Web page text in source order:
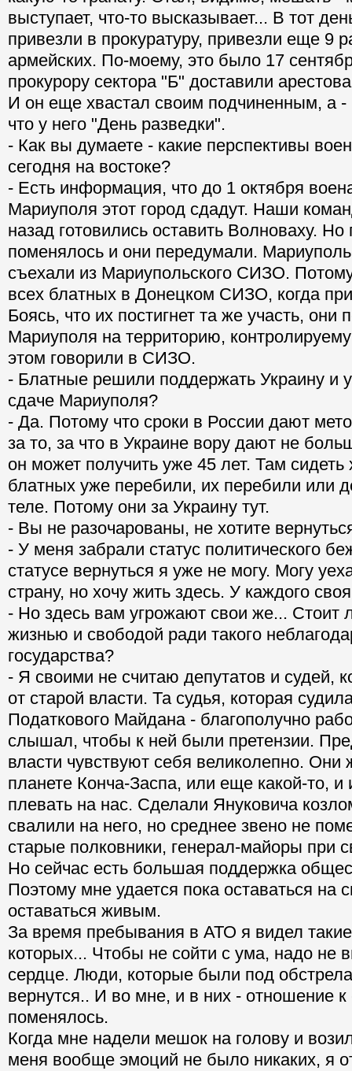
выступает, что-то высказывает... В тот
привезли в прокуратуру, привезли еще 9
армейских. По-моему, это было 17
прокурору сектора "Б" доставили
И он еще хвастал своим подчиненным, а
что у него "День разведки".
- Как вы думаете - какие перспективы
сегодня на востоке?
- Есть информация, что до 1 октября
Мариуполя этот город сдадут. Наши
назад готовились оставить Волноваху. Но
поменялось и они передумали.
съехали из Мариупольского СИЗО.
всех блатных в Донецком СИЗО, когда
Боясь, что их постигнет та же участь, они
Мариуполя на территорию,
этом говорили в СИЗО.
- Блатные решили поддержать Украину и
сдаче Мариуполя?
- Да. Потому что сроки в России дают
за то, за что в Украине вору дают не
он может получить уже 45 лет. Там сидеть
блатных уже перебили, их перебили или
теле. Потому они за Украину тут.
- Вы не разочарованы, не хотите
- У меня забрали статус политического
статусе вернуться я уже не могу. Могу
страну, но хочу жить здесь. У каждого
- Но здесь вам угрожают свои же... Стоит
жизнью и свободой ради такого
государства?
- Я своими не считаю депутатов и судей,
от старой власти. Та судья, которая
Податкового Майдана - благополучно
слышал, чтобы к ней были претензии.
власти чувствуют себя великолепно. Они
планете Конча-Заспа, или еще какой-то,
плевать на нас. Сделали Януковича
свалили на него, но среднее звено не
старые полковники, генерал-майоры при
Но сейчас есть большая поддержка
Поэтому мне удается пока оставаться на
оставаться живым.
За время пребывания в АТО я видел
которых... Чтобы не сойти с ума, надо не
сердце. Люди, которые были под
вернутся.. И во мне, и в них - отношение к
поменялось.
Когда мне надели мешок на голову и
меня вообще эмоций не было никаких, я